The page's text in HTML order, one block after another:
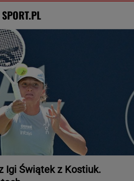
SPORT.PL
Igi Świątek z Kostiuk.